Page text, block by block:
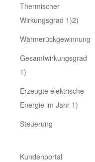
Thermischer
Wirkungsgrad 1)2)
Wärmerückgewinnung
Gesamtwirkungsgrad
1)
Erzeugte elektrische
Energie im Jahr 1)
Steuerung
Kundenportal